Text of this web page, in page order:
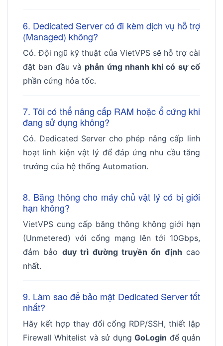
6. Dedicated Server có đi kèm dịch vụ hỗ trợ
(Managed) không?
Có. Đội ngũ kỹ thuật của VietVPS sẽ hỗ trợ cài
đặt ban đầu và phản ứng nhanh khi có sự cố
phần cứng hỏa tốc.
7. Tôi có thể nâng cấp RAM hoặc ổ cứng khi
đang sử dụng không?
Có. Dedicated Server cho phép nâng cấp linh
hoạt linh kiện vật lý để đáp ứng nhu cầu tăng
trưởng của hệ thống Automation.
8. Băng thông cho máy chủ vật lý có bị giới
hạn không?
VietVPS cung cấp băng thông không giới hạn
(Unmetered) với cổng mạng lên tới 10Gbps,
đảm bảo duy trì đường truyền ổn định cao
nhất.
9. Làm sao để bảo mật Dedicated Server tốt
nhất?
Hãy kết hợp thay đổi cổng RDP/SSH, thiết lập
Firewall Whitelist và sử dụngGoLogin để quản